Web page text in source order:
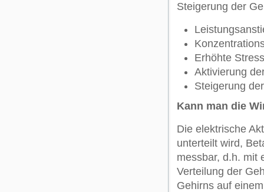
Steigerung der
Erhöhte
Aktivierung
Steigerung
Kann man die
Die elektrische
unterteilt wird,
messbar, d.h. mit
Verteilung der
Gehirns auf